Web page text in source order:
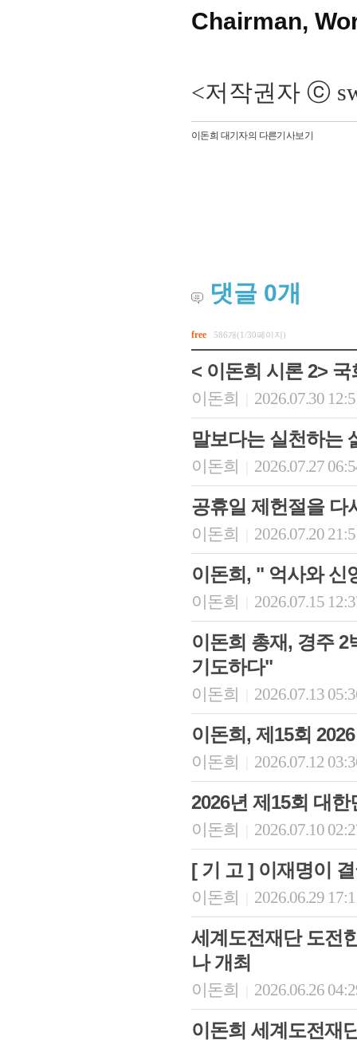
Chairman,
<저작권자 ⓒ
이돈희 대기자의 다른기사보기
댓글 0개
free 586개(1/30페이지)
< 이돈희 시론 2>
이돈희 2026.07.30
말보다는 실천하는
이돈희 2026.07.27
공휴일 제헌절을 다
이돈희 2026.07.20
이돈희, " 억사와 신
이돈희 2026.07.15
이돈희 총재, 경주
기도하다"
이돈희 2026.07.13
이돈희, 제15회
이돈희 2026.07.12
2026년 제15회 대
이돈희 2026.07.10
[ 기 고 ] 이재명이
이돈희 2026.06.29
세계도전재단 도전
나 개최
이돈희 2026.06.26
이돈희 세계도전재